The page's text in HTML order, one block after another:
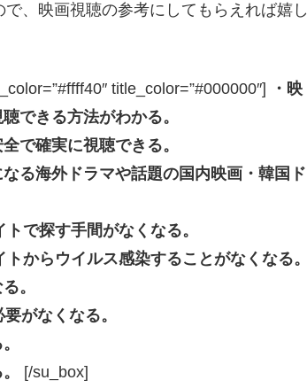
、映画視聴の参考にしてもらえれば嬉し
title_color=”#000000″]
・映
できる方法がわかる。
で確実に視聴できる。
る海外ドラマや話題の国内映画・韓国ド
で探す手間がなくなる。
からウイルス感染することがなくなる。
。
がなくなる。
[/su_box]